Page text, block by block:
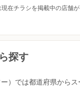
在チラシを掲載中の店舗が
探す
）では都道府県から